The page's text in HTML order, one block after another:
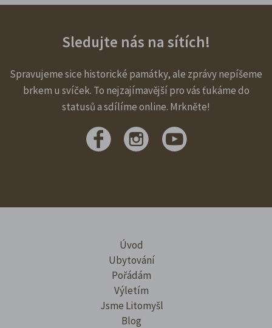
Sledujte nás na sítích!
Spravujeme sice historické památky, ale zprávy nepíšeme
brkem u svíček. To nejzajímavější pro vás ťukáme do
statusů a sdílíme online. Mrkněte!
Úvod
Ubytování
Pořádám
Výletím
Jsme Litomyšl
Blog